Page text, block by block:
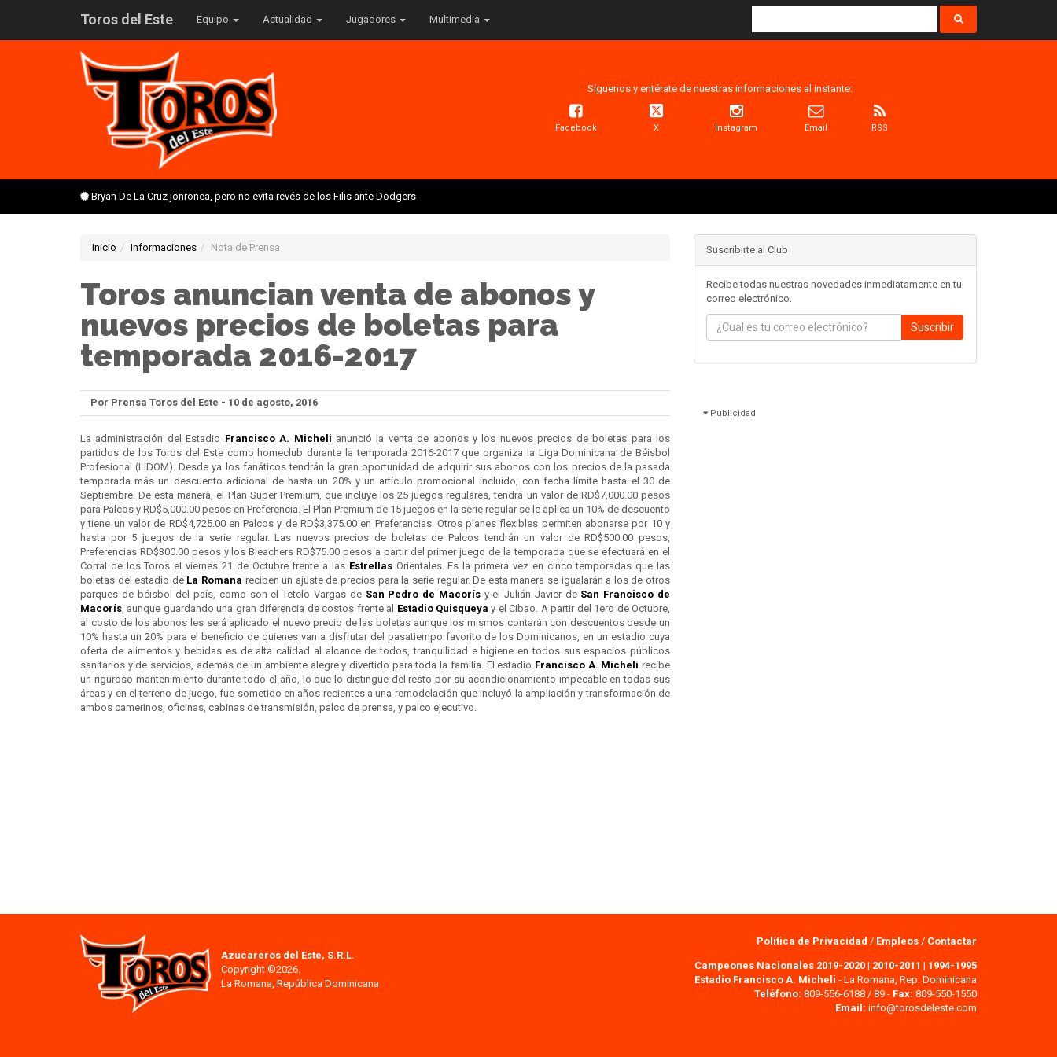
Toros del Este Equipo Actualidad Jugadores Multimedia
Síguenos y entérate de nuestras informaciones al instante:
Facebook X Instagram Email RSS
Bryan De La Cruz jonronea, pero no evita revés de los Filis ante Dodgers
Inicio Informaciones Nota de Prensa
Toros anuncian venta de abonos y
nuevos precios de boletas para
temporada 2016-2017
Por Prensa Toros del Este - 10 de agosto, 2016
La administración del Estadio Francisco A. Micheli anunció la venta de abonos y los nuevos precios de boletas para los
partidos de los Toros del Este como homeclub durante la temporada 2016-2017 que organiza la Liga Dominicana de Béisbol
Profesional (LIDOM). Desde ya los fanáticos tendrán la gran oportunidad de adquirir sus abonos con los precios de la pasada
temporada más un descuento adicional de hasta un 20% y un artículo promocional incluído, con fecha límite hasta el 30 de
Septiembre. De esta manera, el Plan Super Premium, que incluye los 25 juegos regulares, tendrá un valor de RD$7,000.00 pesos
para Palcos y RD$5,000.00 pesos en Preferencia. El Plan Premium de 15 juegos en la serie regular se le aplica un 10% de descuento
y tiene un valor de RD$4,725.00 en Palcos y de RD$3,375.00 en Preferencias. Otros planes flexibles permiten abonarse por 10 y
hasta por 5 juegos de la serie regular. Las nuevos precios de boletas de Palcos tendrán un valor de RD$500.00 pesos,
Preferencias RD$300.00 pesos y los Bleachers RD$75.00 pesos a partir del primer juego de la temporada que se efectuará en el
Corral de los Toros el viernes 21 de Octubre frente a las EstrellasOrientales. Es la primera vez en cinco temporadas que las
boletas del estadio de La Romana reciben un ajuste de precios para la serie regular. De esta manera se igualarán a los de otros
parques de béisbol del país, como son el Tetelo Vargas de San Pedro de Macorísy el Julián Javier de San Francisco de
Macorís , aunque guardando una gran diferencia de costos frente al Estadio Quisqueya y el Cibao. A partir del 1ero de Octubre,
al costo de los abonos les será aplicado el nuevo precio de las boletas aunque los mismos contarán con descuentos desde un
10% hasta un 20% para el beneficio de quienes van a disfrutar del pasatiempo favorito de los Dominicanos, en un estadio cuya
oferta de alimentos y bebidas es de alta calidad al alcance de todos, tranquilidad e higiene en todos sus espacios públicos
sanitarios y de servicios, además de un ambiente alegre y divertido para toda la familia. El estadio Francisco A. Micheli recibe
un riguroso mantenimiento durante todo el año, lo que lo distingue del resto por su acondicionamiento impecable en todas sus
áreas y en el terreno de juego, fue sometido en años recientes a una remodelación que incluyó la ampliación y transformación de
ambos camerinos, oficinas, cabinas de transmisión, palco de prensa, y palco ejecutivo.
Suscribirte al Club
Recibe todas nuestras novedades inmediatamente en tu
correo electrónico.
Suscribir
Publicidad
Azucareros del Este, S.R.L.
Copyright ©2026.
La Romana, República Dominicana
Política de Privacidad / Empleos / Contactar
Campeones Nacionales 2019-2020 | 2010-2011 | 1994-1995
Estadio Francisco A. Micheli - La Romana, Rep. Dominicana
Teléfono: 809-556-6188 / 89 - Fax: 809-550-1550
Email: info@torosdeleste.com